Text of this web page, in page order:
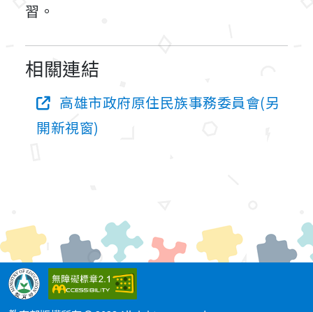
習。
相關連結
高雄市政府原住民族事務委員會(另
開新視窗)